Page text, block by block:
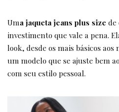
Uma jaqueta jeans plus size de
investimento que vale a pena.
look, desde os mais básicos aos
um modelo que se ajuste bem
com seu estilo pessoal.